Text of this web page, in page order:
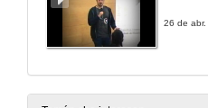
26 de